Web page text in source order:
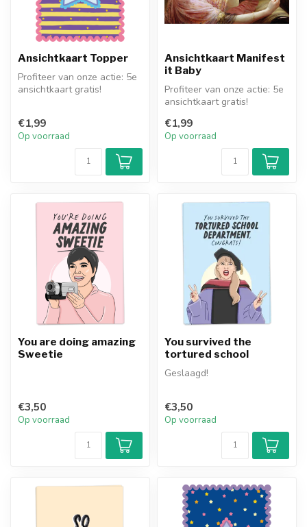
Ansichtkaart Topper
Profiteer van onze actie: 5e
ansichtkaart gratis!
€1,99
Op voorraad
Ansichtkaart Manifest
it Baby
Profiteer van onze actie: 5e
ansichtkaart gratis!
€1,99
Op voorraad
You are doing amazing
Sweetie
€3,50
Op voorraad
You survived the
tortured school
Geslaagd!
€3,50
Op voorraad